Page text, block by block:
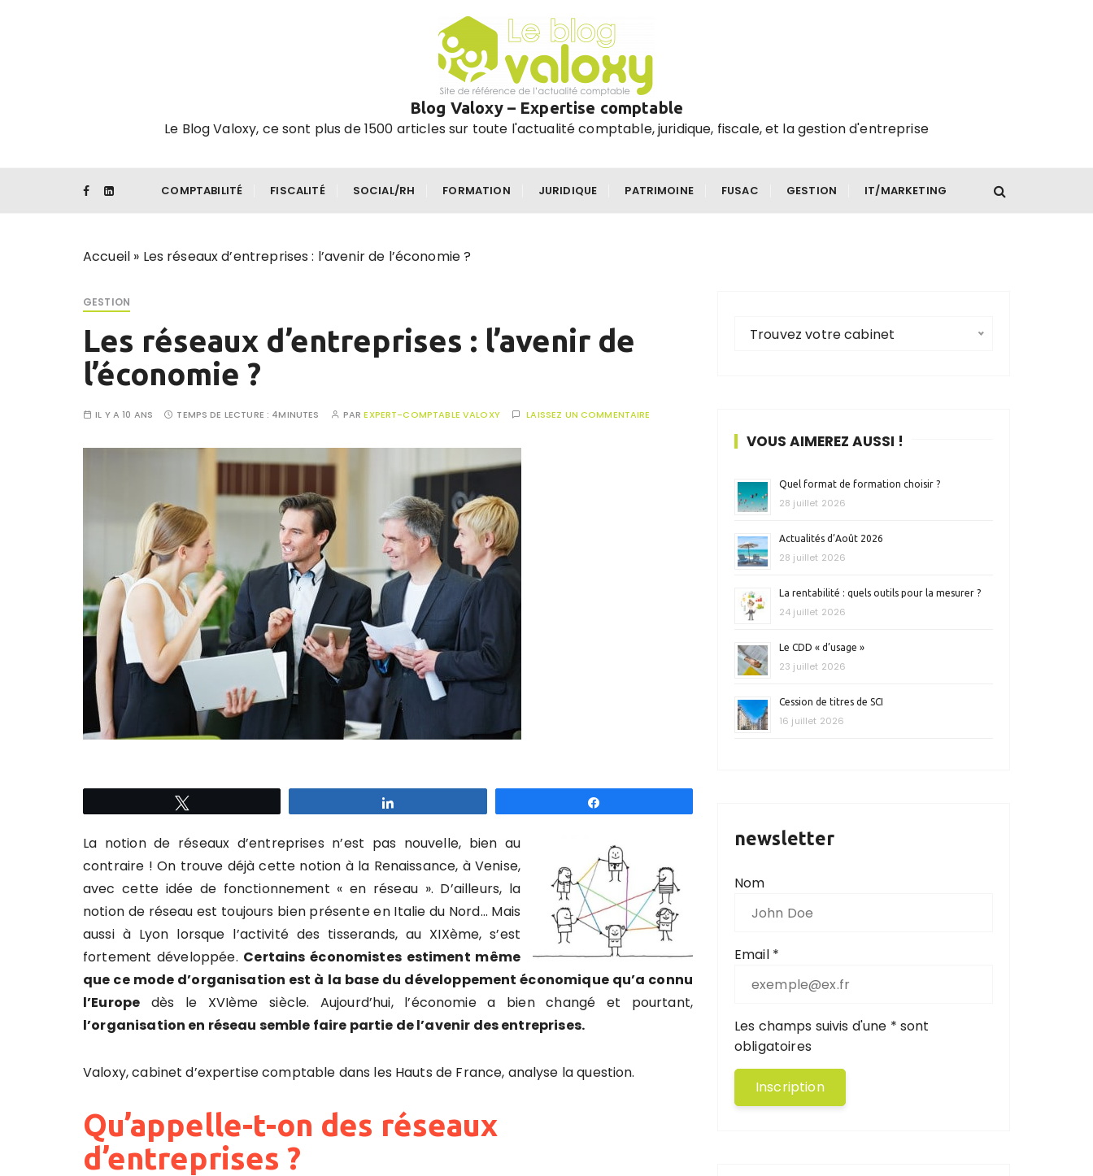
Blog Valoxy – Expertise comptable
Le Blog Valoxy, ce sont plus de 1500 articles sur toute l'actualité comptable, juridique, fiscale, et la gestion d'entreprise
COMPTABILITÉ FISCALITÉ SOCIAL/RH FORMATION JURIDIQUE PATRIMOINE FUSAC GESTION IT/MARKETING
Accueil » Les réseaux d’entreprises : l’avenir de l’économie ?
GESTION
Les réseaux d’entreprises : l’avenir de
l’économie ?
IL Y A 10 ANS TEMPS DE LECTURE : 4MINUTES PAREXPERT-COMPTABLE VALOXY LAISSEZ UN COMMENTAIRE
La notion de réseaux d’entreprises n’est pas nouvelle, bien au
contraire ! On trouve déjà cette notion à la Renaissance, à Venise,
avec cette idée de fonctionnement « en réseau ». D’ailleurs, la
notion de réseau est toujours bien présente en Italie du Nord… Mais
aussi à Lyon lorsque l’activité des tisserands, au XIXème, s’est
fortement développée. Certains économistes estiment même
que ce mode d’organisation est à la base du développement économique qu’a connu
l’Europe dès le XVIème siècle. Aujourd’hui, l’économie a bien changé et pourtant,
l’organisation en réseau semble faire partie de l’avenir des entreprises.
Valoxy, cabinet d’expertise comptable dans les Hauts de France, analyse la question.
Qu’appelle-t-on des réseaux
d’entreprises ?
Trouvez votre cabinet
VOUS AIMEREZ AUSSI !
Quel format de formation choisir ?
28 juillet 2026
Actualités d’Août 2026
28 juillet 2026
La rentabilité : quels outils pour la mesurer ?
24 juillet 2026
Le CDD « d’usage »
23 juillet 2026
Cession de titres de SCI
16 juillet 2026
newsletter
Nom
Email *
Les champs suivis d'une * sont
obligatoires